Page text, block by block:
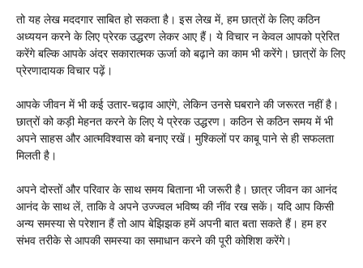
तो यह लेख मददगार साबित हो सकता है। इस लेख में, हम छात्रों के लिए कठिन
अध्ययन करने के लिए प्रेरक उद्धरण लेकर आए हैं। ये विचार न केवल आपको प्रेरित
करेंगे बल्कि आपके अंदर सकारात्मक ऊर्जा को बढ़ाने का काम भी करेंगे। छात्रों के लिए
प्रेरणादायक विचार पढ़ें।
आपके जीवन में भी कई उतार-चढ़ाव आएंगे, लेकिन उनसे घबराने की जरूरत नहीं है।
छात्रों को कड़ी मेहनत करने के लिए ये प्रेरक उद्धरण। कठिन से कठिन समय में भी
अपने साहस और आत्मविश्वास को बनाए रखें। मुश्किलों पर काबू पाने से ही सफलता
मिलती है।
अपने दोस्तों और परिवार के साथ समय बिताना भी जरूरी है। छात्र जीवन का आनंद
आनंद के साथ लें, ताकि वे अपने उज्ज्वल भविष्य की नींव रख सकें। यदि आप किसी
अन्य समस्या से परेशान हैं तो आप बेझिझक हमें अपनी बात बता सकते हैं। हम हर
संभव तरीके से आपकी समस्या का समाधान करने की पूरी कोशिश करेंगे।